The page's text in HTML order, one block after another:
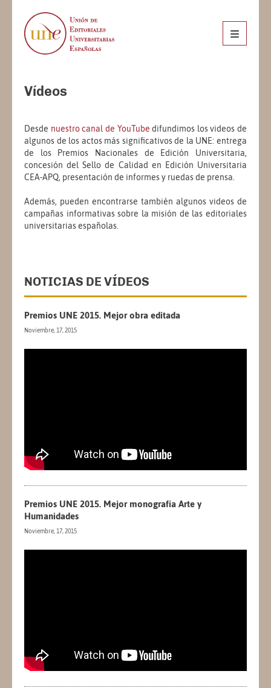
Vídeos
Desde nuestro canal de YouTube difundimos los videos de
algunos de los actos más significativos de la UNE: entrega
de los Premios Nacionales de Edición Universitaria,
concesión del Sello de Calidad en Edición Universitaria
CEA-APQ, presentación de informes y ruedas de prensa.
Además, pueden encontrarse también algunos videos de
campañas informativas sobre la misión de las editoriales
universitarias españolas.
NOTICIAS DE VÍDEOS
Premios UNE 2015. Mejor obra editada
Noviembre, 17, 2015
Premios UNE 2015. Mejor monografía Arte y
Humanidades
Noviembre, 17, 2015